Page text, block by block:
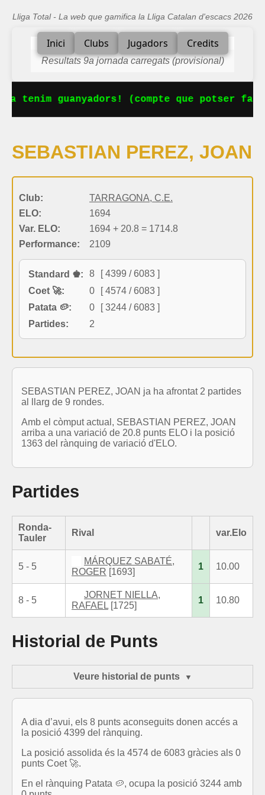
Lliga Total - La web que gamifica la Lliga Catalan d'escacs 2026
Inici Clubs Jugadors Credits
Resultats 9a jornada carregats (provisional)
tenim guanyadors! (compte que potser
SEBASTIAN PEREZ, JOAN
Club:
TARRAGONA, C.E.
ELO:
1694
Var. ELO:
1694 + 20.8 = 1714.8
Performance:
2109
Standard ♚: 8
[ 4399 / 6083 ]
Coet 🚀:
0
[ 4574 / 6083 ]
Patata 🥔:
0
[ 3244 / 6083 ]
Partides:
2
SEBASTIAN PEREZ, JOAN ja ha afrontat 2 partides
al llarg de 9 rondes.
Amb el còmput actual, SEBASTIAN PEREZ, JOAN
arriba a una variació de 20.8 punts ELO i la posició
1363 del rànquing de variació d'ELO.
Partides
Ronda-
Tauler
Rival var.Elo
5 - 5
MÁRQUEZ SABATÉ,
ROGER [1693]
1 10.00
8 - 5
JORNET NIELLA,
RAFAEL [1725]
1 10.80
Historial de Punts
Veure historial de punts
A dia d’avui, els 8 punts aconseguits donen accés a
la posició 4399 del rànquing.
La posició assolida és la 4574 de 6083 gràcies als 0
punts Coet 🚀.
En el rànquing Patata 🥔, ocupa la posició 3244 amb